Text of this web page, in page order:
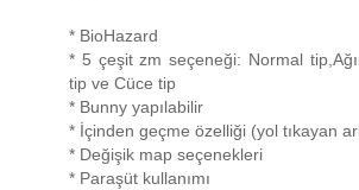
* BioHazard
* 5 çeşit zm seçeneği: Normal
tip ve Cüce tip
* Bunny yapılabilir
* İçinden geçme özelliği (yol tıkayan
* Değişik map seçenekleri
* Paraşüt kullanımı